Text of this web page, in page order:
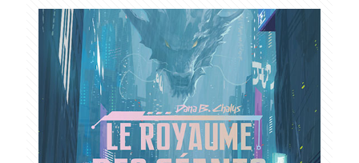
au
plus
ancien